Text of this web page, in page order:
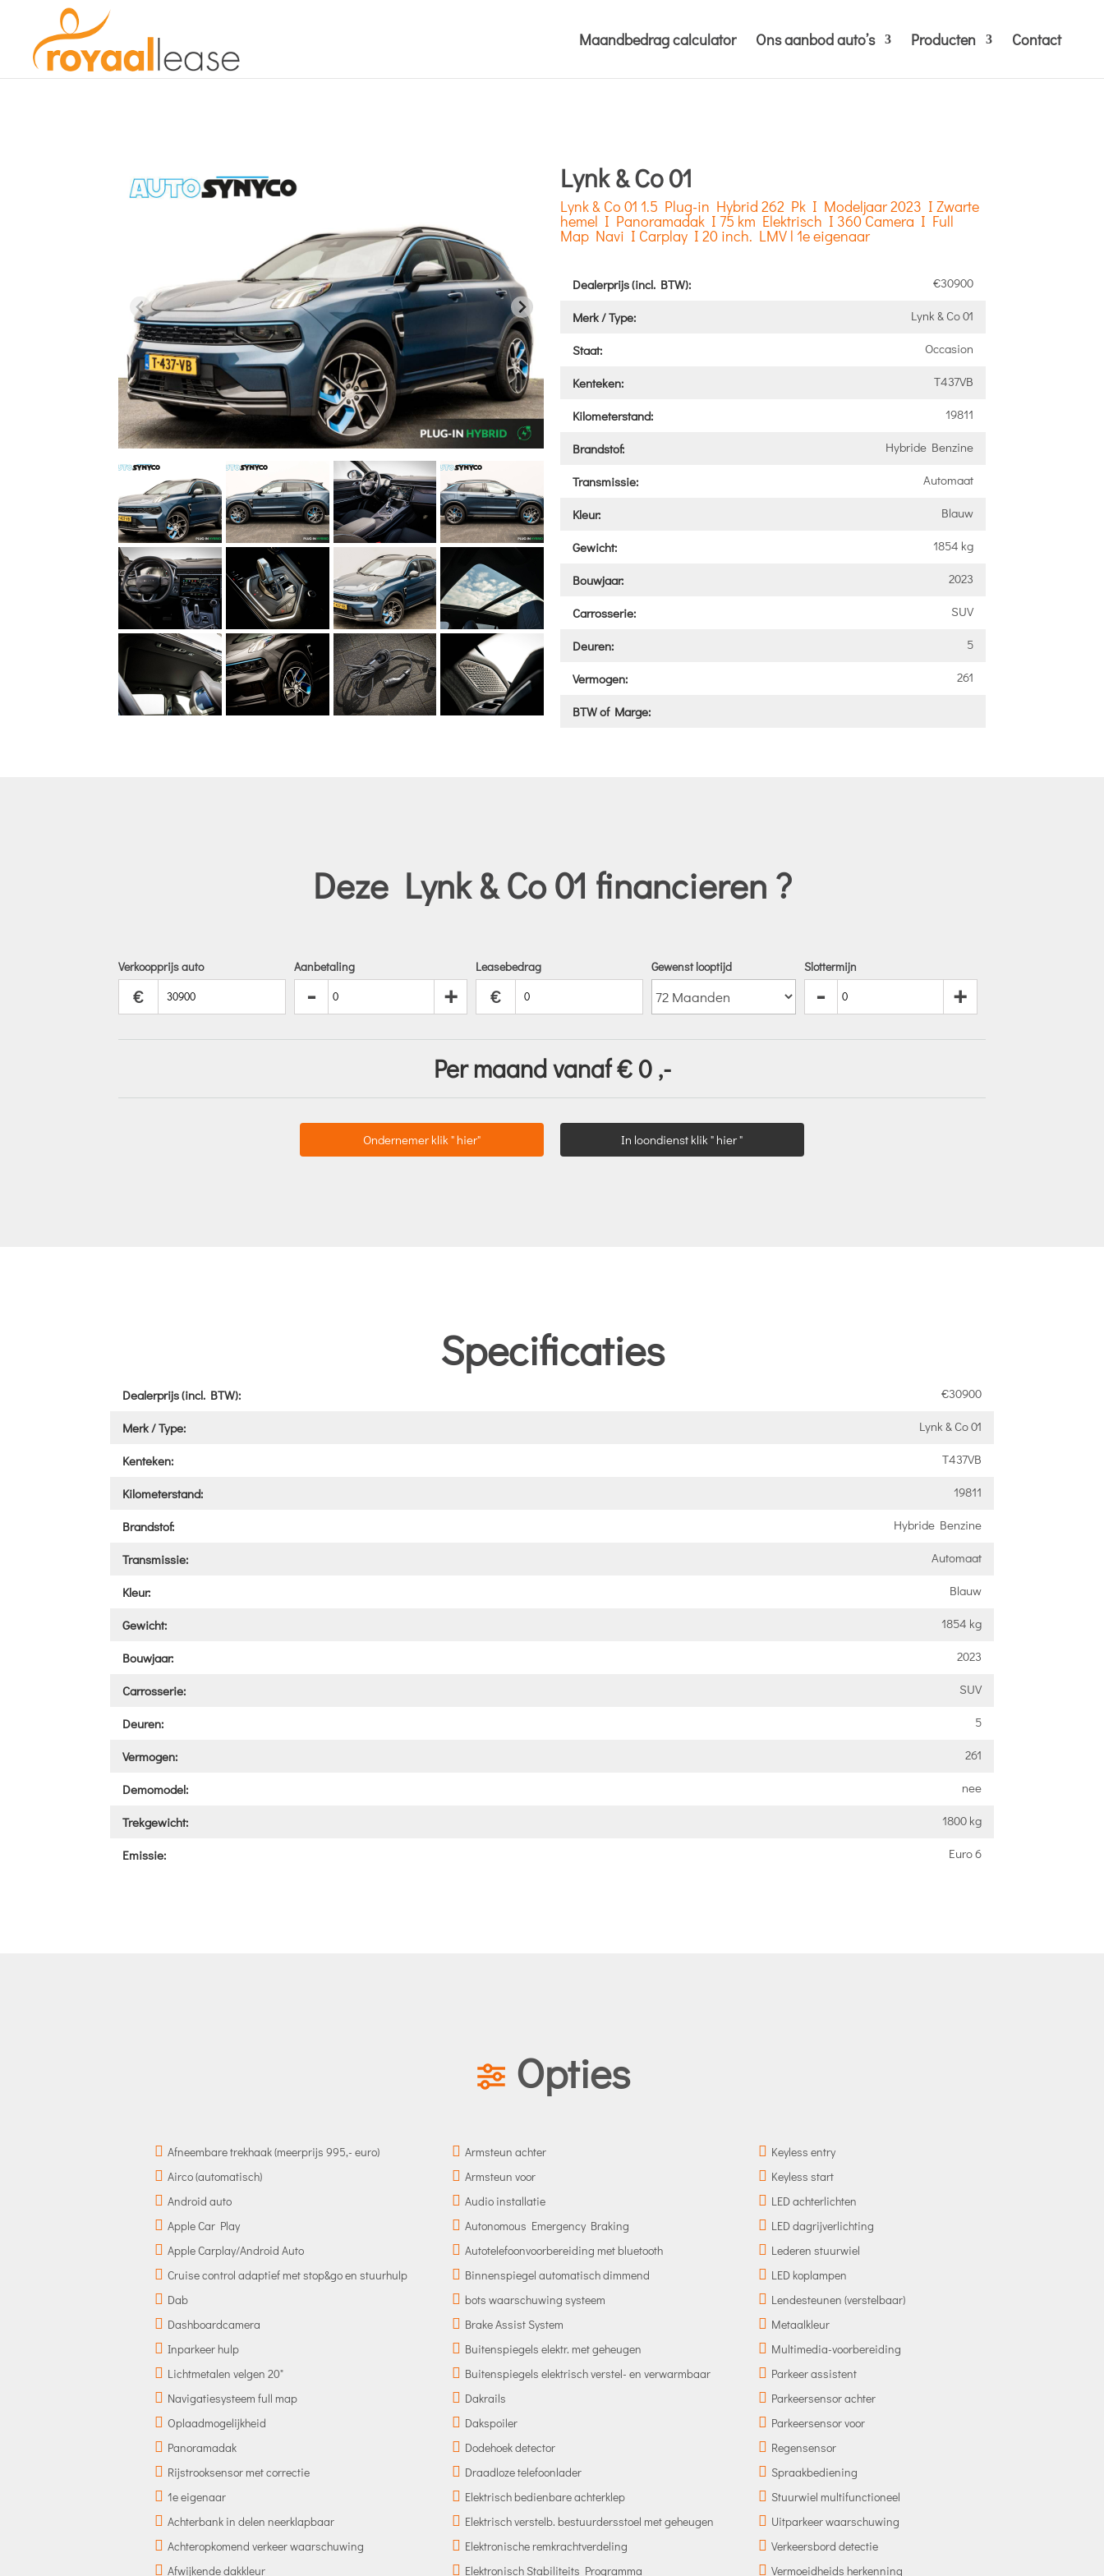
Maandbedrag calculator Ons aanbod auto’s Producten Contact
Lynk & Co 01
Lynk & Co 01 1.5 Plug-in Hybrid 262 Pk I Modeljaar 2023 I Zwarte
hemel I Panoramadak I 75 km Elektrisch I 360 Camera I Full
Map Navi I Carplay I 20 inch. LMV l 1e eigenaar
Dealerprijs (incl. BTW): €30900
Merk / Type: Lynk & Co 01
Staat: Occasion
Kenteken: T437VB
Kilometerstand: 19811
Brandstof: Hybride Benzine
Transmissie: Automaat
Kleur: Blauw
Gewicht: 1854 kg
Bouwjaar: 2023
Carrosserie: SUV
Deuren: 5
Vermogen: 261
BTW of Marge:
Deze Lynk & Co 01 financieren ?
Verkoopprijs auto
€
Aanbetaling
- +
Leasebedrag
€
Gewenst looptijd Slottermijn
- +
Per maand vanaf € 0 ,-
Ondernemer klik " hier" In loondienst klik " hier "
Specificaties
Dealerprijs (incl. BTW): €30900
Merk / Type: Lynk & Co 01
Kenteken: T437VB
Kilometerstand: 19811
Brandstof: Hybride Benzine
Transmissie: Automaat
Kleur: Blauw
Gewicht: 1854 kg
Bouwjaar: 2023
Carrosserie: SUV
Deuren: 5
Vermogen: 261
Demomodel: nee
Trekgewicht: 1800 kg
Emissie: Euro 6
Opties
Afneembare trekhaak (meerprijs 995,- euro)
Airco (automatisch)
Android auto
Apple Car Play
Apple Carplay/Android Auto
Cruise control adaptief met stop&go en stuurhulp
Dab
Dashboardcamera
Inparkeer hulp
Lichtmetalen velgen 20"
Navigatiesysteem full map
Oplaadmogelijkheid
Panoramadak
Rijstrooksensor met correctie
1e eigenaar
Achterbank in delen neerklapbaar
Achteropkomend verkeer waarschuwing
Afwijkende dakkleur
Armsteun achter
Armsteun voor
Audio installatie
Autonomous Emergency Braking
Autotelefoonvoorbereiding met bluetooth
Binnenspiegel automatisch dimmend
bots waarschuwing systeem
Brake Assist System
Buitenspiegels elektr. met geheugen
Buitenspiegels elektrisch verstel- en verwarmbaar
Dakrails
Dakspoiler
Dodehoek detector
Draadloze telefoonlader
Elektrisch bedienbare achterklep
Elektrisch verstelb. bestuurdersstoel met geheugen
Elektronische remkrachtverdeling
Elektronisch Stabiliteits Programma
Keyless entry
Keyless start
LED achterlichten
LED dagrijverlichting
Lederen stuurwiel
LED koplampen
Lendesteunen (verstelbaar)
Metaalkleur
Multimedia-voorbereiding
Parkeer assistent
Parkeersensor achter
Parkeersensor voor
Regensensor
Spraakbediening
Stuurwiel multifunctioneel
Uitparkeer waarschuwing
Verkeersbord detectie
Vermoeidheids herkenning